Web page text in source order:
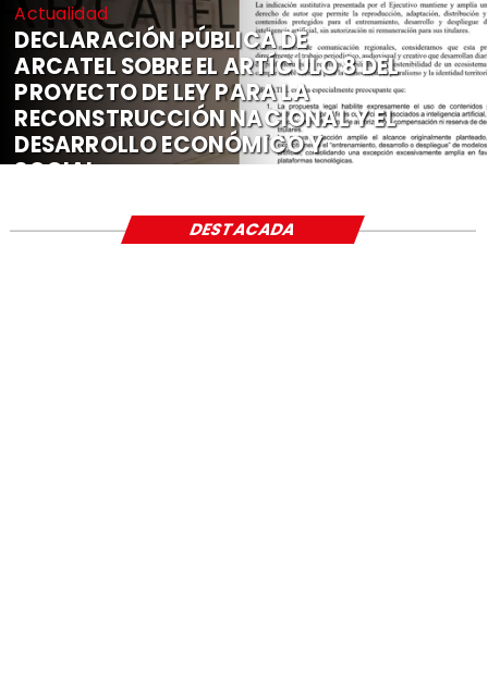
Actualidad
DECLARACIÓN PÚBLICA DE
ARCATEL SOBRE EL ARTÍCULO 8 DEL
PROYECTO DE LEY PARA LA
RECONSTRUCCIÓN NACIONAL Y EL
DESARROLLO ECONÓMICO Y
SOCIAL
DESTACADA